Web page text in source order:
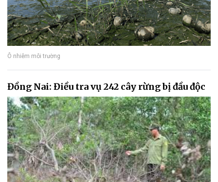
Ô nhiễm môi trường
Đồng Nai: Điều tra vụ 242 cây rừng bị đầu độc